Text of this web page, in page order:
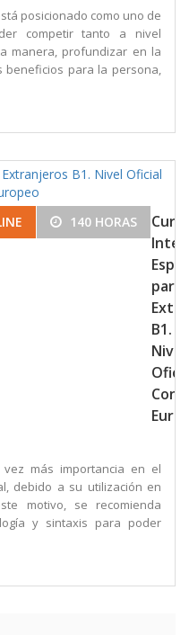
posicionado como uno de
competir tanto a nivel
manera, profundizar en la
beneficios para la persona,
140 HORAS
para
B1.
Nivel
más importancia en el
debido a su utilización en
motivo, se recomienda
y sintaxis para poder